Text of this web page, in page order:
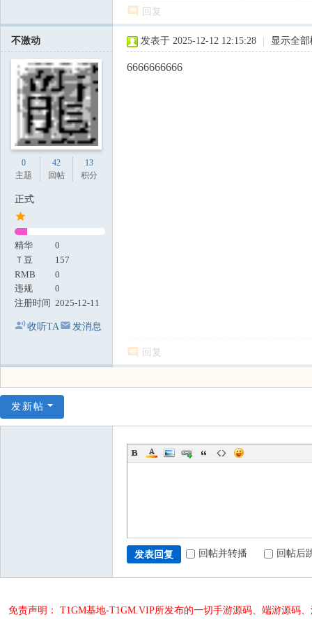
回复
不激动
0
主题
42
回帖
13
积分
正式
精华
0
Ｔ豆
157
RMB
0
违规
0
注册时间 2025-12-11
收听TA 发消息
发表于 2025-12-12 12:15:28 显示全
6666666666
回复
发新帖
发表回复 回帖并转播 回帖后
免责声明： T1GM基地-T1GM.VIP所发布的一切手游源码、端游源码